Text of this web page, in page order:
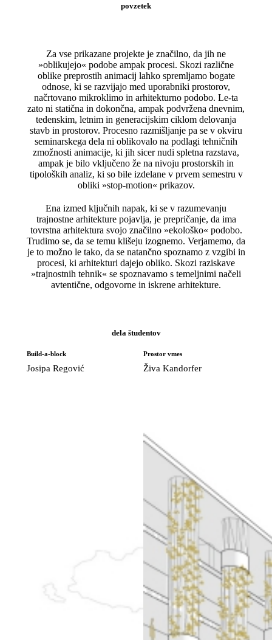
povzetek
Za vse prikazane projekte je značilno, da jih ne
»oblikujejo« podobe ampak procesi. Skozi različne
oblike preprostih animacij lahko spremljamo bogate
odnose, ki se razvijajo med uporabniki prostorov,
načrtovano mikroklimo in arhitekturno podobo. Le-ta
zato ni statična in dokončna, ampak podvržena dnevnim,
tedenskim, letnim in generacijskim ciklom delovanja
stavb in prostorov. Procesno razmišljanje pa se v okviru
seminarskega dela ni oblikovalo na podlagi tehničnih
zmožnosti animacije, ki jih sicer nudi spletna razstava,
ampak je bilo vključeno že na nivoju prostorskih in
tipoloških analiz, ki so bile izdelane v prvem semestru v
obliki »stop-motion« prikazov.
Ena izmed ključnih napak, ki se v razumevanju
trajnostne arhitekture pojavlja, je prepričanje, da ima
tovrstna arhitektura svojo značilno »ekološko« podobo.
Trudimo se, da se temu klišeju izognemo. Verjamemo, da
je to možno le tako, da se natančno spoznamo z vzgibi in
procesi, ki arhitekturi dajejo obliko. Skozi raziskave
»trajnostnih tehnik« se spoznavamo s temeljnimi načeli
avtentične, odgovorne in iskrene arhitekture.
dela študentov
Build-a-block
Josipa Regović
Prostor vmes
Živa Kandorfer